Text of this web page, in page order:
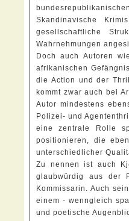
Skandinavische
gesellschaftliche
Wahrnehmungen
Doch auch Autoren
afrikanischen
die Action und der
kommt zwar auch bei
Autor mindestens
Polizei- und
eine zentrale Rolle
positionieren, die
unterschiedlicher
Zu nennen ist auch
glaubwürdig aus der
Kommissarin. Auch
einem - wenngleich
und poetische